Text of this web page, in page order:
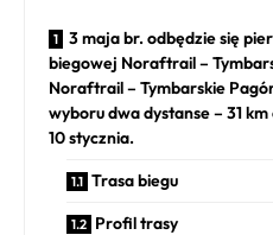
3 maja br. odbędzie się
biegowej Noraftrail –
Noraftrail – Tymbarskie
wyboru dwa dystanse – 31
10 stycznia.
Trasa biegu
Profil trasy